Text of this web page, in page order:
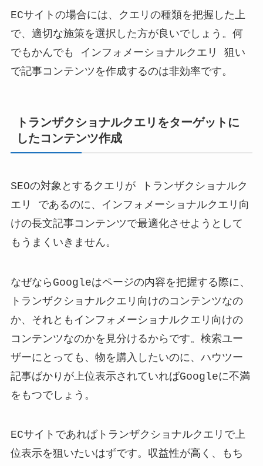
ECサイトの場合には、クエリの種類を把握した上
で、適切な施策を選択した方が良いでしょう。何
でもかんでも インフォメーショナルクエリ 狙い
で記事コンテンツを作成するのは非効率です。
トランザクショナルクエリをターゲットに
したコンテンツ作成
SEOの対象とするクエリが トランザクショナルク
エリ であるのに、インフォメーショナルクエリ向
けの長文記事コンテンツで最適化させようとして
もうまくいきません。
なぜならGoogleはページの内容を把握する際に、
トランザクショナルクエリ向けのコンテンツなの
か、それともインフォメーショナルクエリ向けの
コンテンツなのかを見分けるからです。検索ユー
ザーにとっても、物を購入したいのに、ハウツー
記事ばかりが上位表示されていればGoogleに不満
をもつでしょう。
ECサイトであればトランザクショナルクエリで上
位表示を狙いたいはずです。収益性が高く、もち